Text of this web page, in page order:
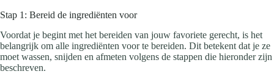
Stap 1: Bereid de ingrediënten voor
Voordat je begint met het bereiden van jouw favoriete gerecht, is het
belangrijk om alle ingrediënten voor te bereiden. Dit betekent dat je ze
moet wassen, snijden en afmeten volgens de stappen die hieronder zijn
beschreven.